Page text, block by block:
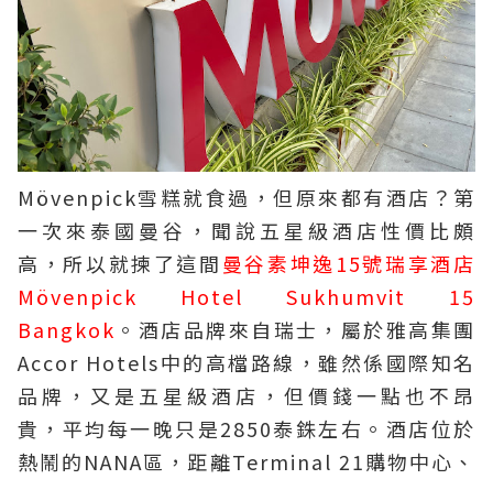
Mövenpick雪糕就食過，但原來都有酒店？第
一次來泰國曼谷，聞說五星級酒店性價比頗
高，所以就揀了這間曼谷素坤逸15號瑞享酒店
Mövenpick Hotel Sukhumvit 15
Bangkok 。酒店品牌來自瑞士，屬於雅高集團
Accor Hotels中的高檔路線，雖然係國際知名
品牌，又是五星級酒店，但價錢一點也不昂
貴，平均每一晚只是2850泰銖左右 。酒店位於
熱鬧的NANA區，距離Terminal 21購物中心、